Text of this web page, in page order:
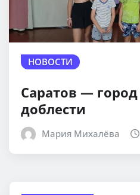
НОВОСТИ
Саратов —
доблести
Мария Михалёва